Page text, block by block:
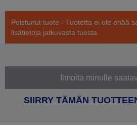
Poistunut tuote - Tuotetta ei ole enää
lisätietoja jatkuvasta tuesta.
Ilmoita minulle
SIIRRY TÄMÄN